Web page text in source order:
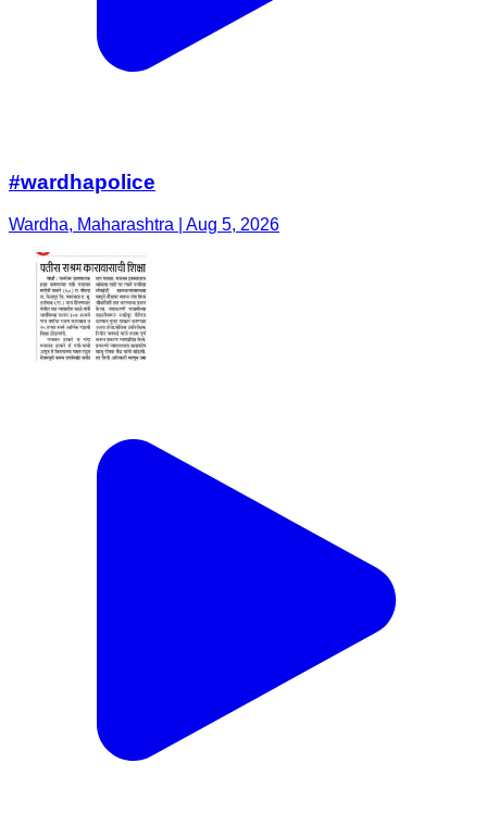
#wardhapolice
Wardha, Maharashtra | Aug 5, 2026